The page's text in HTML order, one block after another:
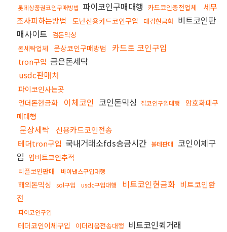
롯데상품권코인구매방법 파이코인구매대행 카드코인충전업체
세무
조사피하는방법
도난신용카드코인구입 대검현금화 비트코인판
매사이트 검돈믹싱
돈세탁업체
문상코인구매방법 카드로 코인구입
tron구입 금은돈세탁
usdc판매처
파이코인사는곳
언더돈현금화
이체코인 코인돈믹싱 잡코인구입대행
암호화폐구
매대행
문상세탁
신용카드코인전송
테더tron구입 국내거래소fds송금시간 블테판매 코인이체구
입 업비트코인추적
리플코인판매 바이낸스구입대행
해외돈믹싱 sol구입 usdc구입대행 비트코인현금화 비트코인환
전
파이코인구입
테더코인이체구입 이더리움전송대행 비트코인퀵거래